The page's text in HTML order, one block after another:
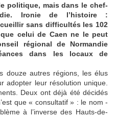
politique, mais dans le chef-
Ironie de l’histoire :
sans difficultés les 102
celui de Caen ne le peut
régional de Normandie
dans les locaux de
douze autres régions, les élus
adopter leur résolution unique.
Deux ont déjà été décidés
que « consultatif » : le nom -
à l’inverse des Hauts-de-